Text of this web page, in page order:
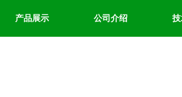
产品展示 公司介绍